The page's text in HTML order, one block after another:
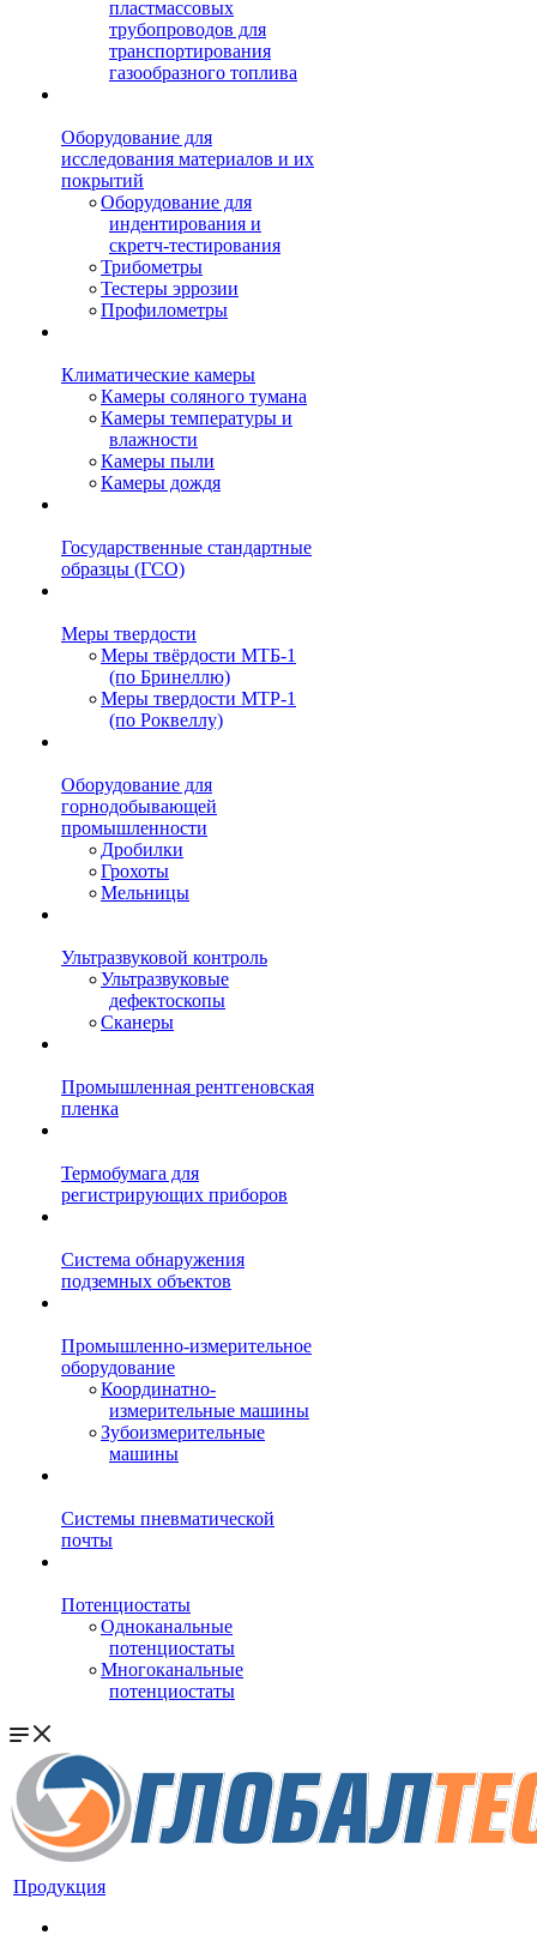
пластмассовых
трубопроводов для
транспортирования
газообразного топлива
Оборудование для
исследования материалов и их
покрытий
Оборудование для
индентирования и
скретч-тестирования
Трибометры
Тестеры эррозии
Профилометры
Климатические камеры
Камеры соляного тумана
Камеры температуры и
влажности
Камеры пыли
Камеры дождя
Государственные стандартные
образцы (ГСО)
Меры твердости
Меры твёрдости МТБ-1
(по Бринеллю)
Меры твердости МТР-1
(по Роквеллу)
Оборудование для
горнодобывающей
промышленности
Дробилки
Грохоты
Мельницы
Ультразвуковой контроль
Ультразвуковые
дефектоскопы
Сканеры
Промышленная рентгеновская
пленка
Термобумага для
регистрирующих приборов
Система обнаружения
подземных объектов
Промышленно-измерительное
оборудование
Координатно-
измерительные машины
Зубоизмерительные
машины
Системы пневматической
почты
Потенциостаты
Одноканальные
потенциостаты
Многоканальные
потенциостаты
Продукция